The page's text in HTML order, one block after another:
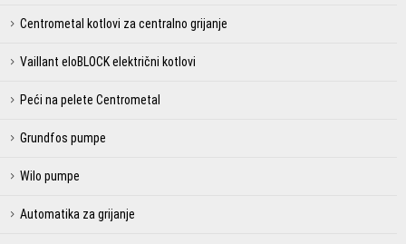
Centrometal kotlovi za centralno grijanje
Vaillant eloBLOCK električni kotlovi
Peći na pelete Centrometal
Grundfos pumpe
Wilo pumpe
Automatika za grijanje